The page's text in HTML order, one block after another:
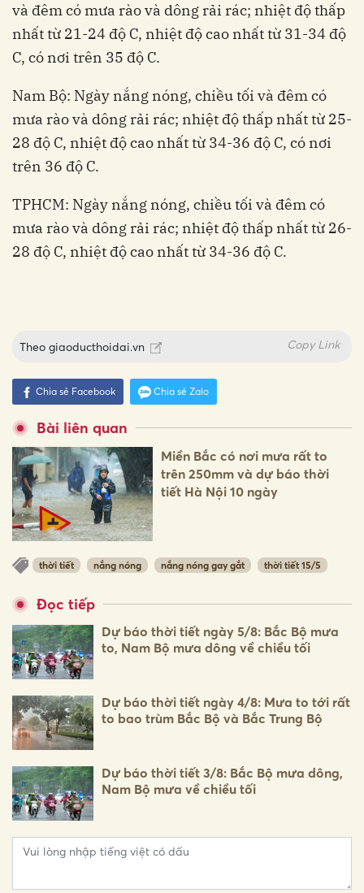
và đêm có mưa rào và dông rải rác; nhiệt độ thấp
nhất từ 21-24 độ C, nhiệt độ cao nhất từ 31-34 độ
C, có nơi trên 35 độ C.
Nam Bộ: Ngày nắng nóng, chiều tối và đêm có
mưa rào và dông rải rác; nhiệt độ thấp nhất từ 25-
28 độ C, nhiệt độ cao nhất từ 34-36 độ C, có nơi
trên 36 độ C.
TPHCM: Ngày nắng nóng, chiều tối và đêm có
mưa rào và dông rải rác; nhiệt độ thấp nhất từ 26-
28 độ C, nhiệt độ cao nhất từ 34-36 độ C.
Theo giaoducthoidai.vn Copy Link
Chia sẻ Facebook Chia sẻ Zalo
Bài liên quan
Miền Bắc có nơi mưa rất to
trên 250mm và dự báo thời
tiết Hà Nội 10 ngày
thời tiết nắng nóng nắng nóng gay gắt thời tiết 15/5
Đọc tiếp
Dự báo thời tiết ngày 5/8: Bắc Bộ mưa
to, Nam Bộ mưa dông về chiều tối
Dự báo thời tiết ngày 4/8: Mưa to tới rất
to bao trùm Bắc Bộ và Bắc Trung Bộ
Dự báo thời tiết 3/8: Bắc Bộ mưa dông,
Nam Bộ mưa về chiều tối